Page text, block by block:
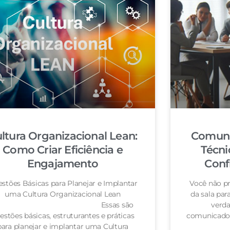
Organizacional Lean:
Como Criar Eficiência e
Engajamento
Básicas para Planejar e Implantar
uma Cultura Organizacional Lean
são
básicas, estruturantes e práticas
planejar e implantar uma Cultura
Você não
da sala